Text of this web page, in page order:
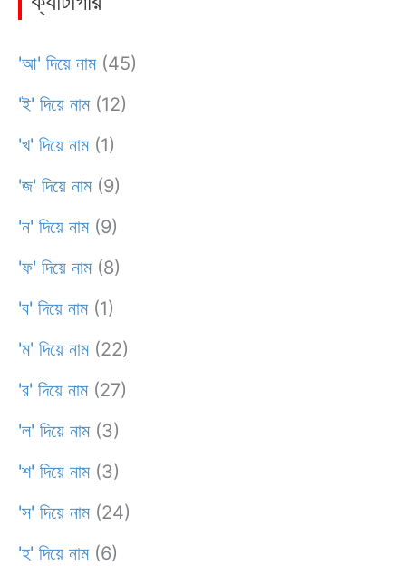
'আ' দিয়ে নাম(45)
'ই' দিয়ে নাম(12)
'খ' দিয়ে নাম(1)
'জ' দিয়ে নাম(9)
'ন' দিয়ে নাম(9)
'ফ' দিয়ে নাম(8)
'ব' দিয়ে নাম(1)
'ম' দিয়ে নাম(22)
'র' দিয়ে নাম(27)
'ল' দিয়ে নাম(3)
'শ' দিয়ে নাম(3)
'স' দিয়ে নাম(24)
'হ' দিয়ে নাম(6)